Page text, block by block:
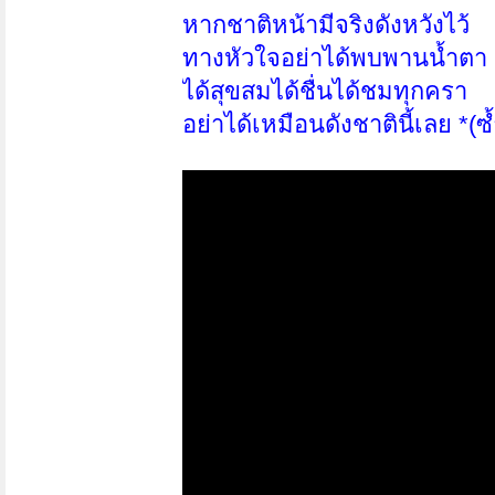
หากชาติหน้ามีจริงดังหวังไว้
ทางหัวใจอย่าได้พบพานน้ำตา
ได้สุขสมได้ชื่นได้ชมทุกครา
อย่าได้เหมือนดังชาตินี้เลย *(